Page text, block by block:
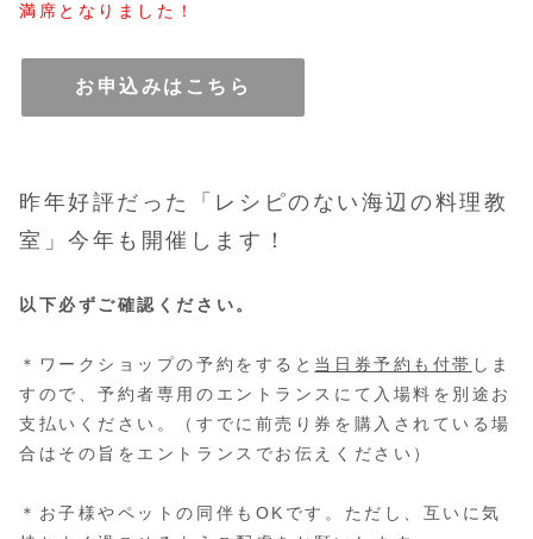
満席となりました！
お申込みはこちら
昨年好評だった「レシピのない海辺の料理教
室」今年も開催します！
以下必ずご確認ください。
＊ワークショップの予約をすると 当日券予約も付帯 しま
すので、予約者専用のエントランスにて入場料を別途お
支払いください。（すでに前売り券を購入されている場
合はその旨をエントランスでお伝えください）
＊お子様やペットの同伴もOKです。ただし、互いに気